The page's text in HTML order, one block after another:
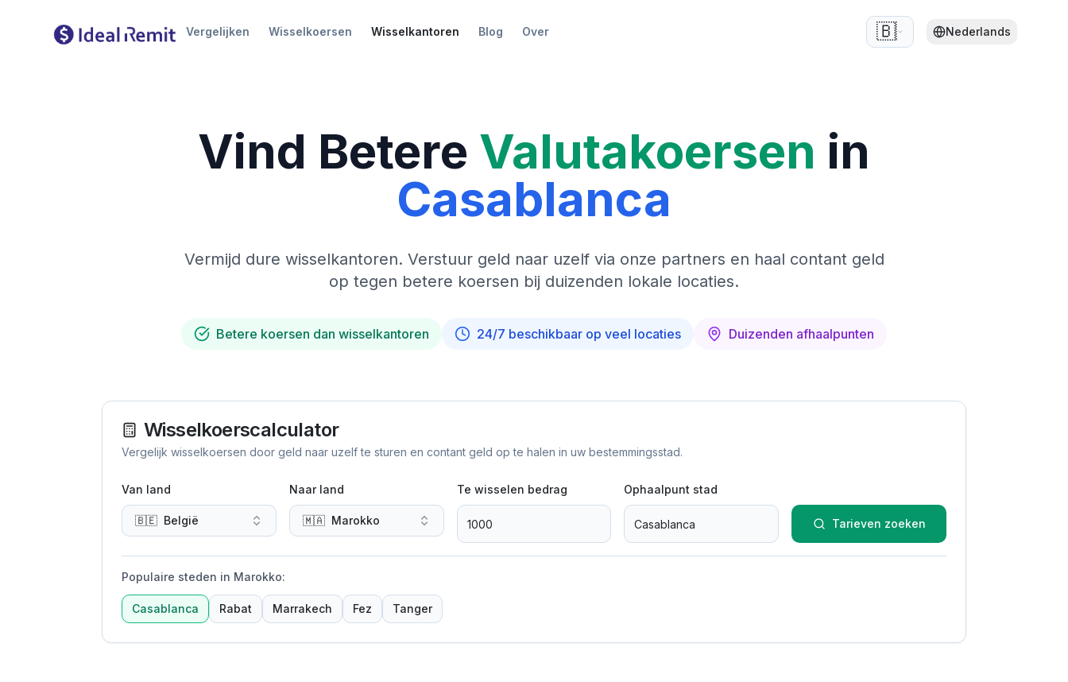
Vergelijken Wisselkoersen Wisselkantoren Blog Over 🇧🇪 Nederlands
Vind Betere Valutakoersen in
Casablanca
Vermijd dure wisselkantoren. Verstuur geld naar uzelf via onze partners en haal contant geld
op tegen betere koersen bij duizenden lokale locaties.
Betere koersen dan wisselkantoren 24/7 beschikbaar op veel locaties Duizenden afhaalpunten
Wisselkoerscalculator
Vergelijk wisselkoersen door geld naar uzelf te sturen en contant geld op te halen in uw bestemmingsstad.
Van land
🇧🇪 België
Naar land
🇲🇦 Marokko
Te wisselen bedrag Ophaalpunt stad
Tarieven zoeken
Populaire steden in Marokko:
Casablanca Rabat Marrakech Fez Tanger